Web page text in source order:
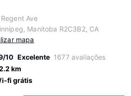
Ave
Manitoba R2C3B2, CA
mapa
10 Excelente 1677 avaliações
km
fi grátis